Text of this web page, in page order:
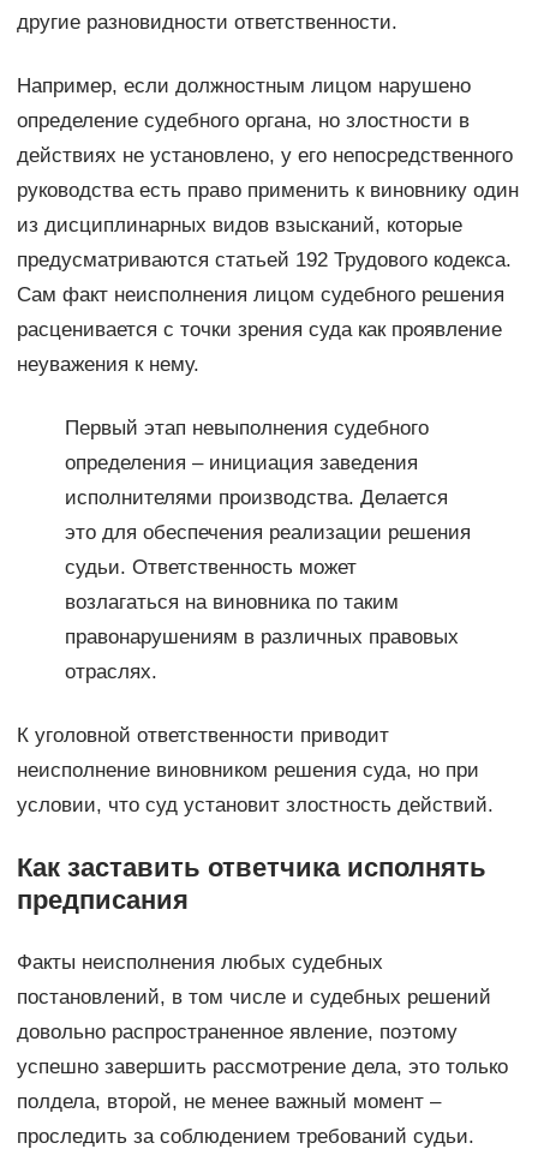
другие разновидности ответственности.
Например, если должностным лицом нарушено
определение судебного органа, но злостности в
действиях не установлено, у его непосредственного
руководства есть право применить к виновнику один
из дисциплинарных видов взысканий, которые
предусматриваются статьей 192 Трудового кодекса.
Сам факт неисполнения лицом судебного решения
расценивается с точки зрения суда как проявление
неуважения к нему.
Первый этап невыполнения судебного
определения – инициация заведения
исполнителями производства. Делается
это для обеспечения реализации решения
судьи. Ответственность может
возлагаться на виновника по таким
правонарушениям в различных правовых
отраслях.
К уголовной ответственности приводит
неисполнение виновником решения суда, но при
условии, что суд установит злостность действий.
Как заставить ответчика исполнять
предписания
Факты неисполнения любых судебных
постановлений, в том числе и судебных решений
довольно распространенное явление, поэтому
успешно завершить рассмотрение дела, это только
полдела, второй, не менее важный момент –
проследить за соблюдением требований судьи.